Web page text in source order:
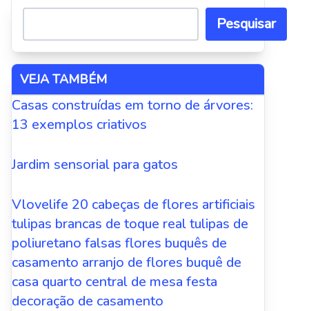
Pesquisar
VEJA TAMBÉM
Casas construídas em torno de árvores:
13 exemplos criativos
Jardim sensorial para gatos
Vlovelife 20 cabeças de flores artificiais
tulipas brancas de toque real tulipas de
poliuretano falsas flores buquês de
casamento arranjo de flores buquê de
casa quarto central de mesa festa
decoração de casamento